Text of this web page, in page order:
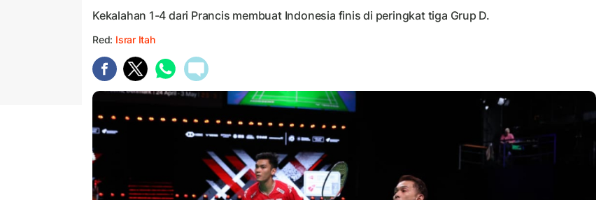
Kekalahan 1-4 dari Prancis membuat Indonesia finis di peringkat tiga Grup D.
Red: Israr Itah